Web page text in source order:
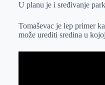
p
U planu je i sređivanje
Tomaševac je lep primer
može urediti sredina u